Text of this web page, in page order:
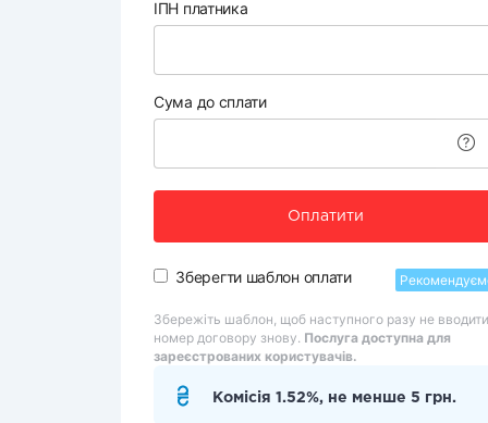
ІПН платника
Сума до сплати
Оплатити
Зберегти шаблон оплати
Збережіть шаблон, щоб наступного разу не вводити
номер договору знову. Послуга доступна для
зареєстрованих користувачів.
Комісія 1.52%, не менше 5 грн.